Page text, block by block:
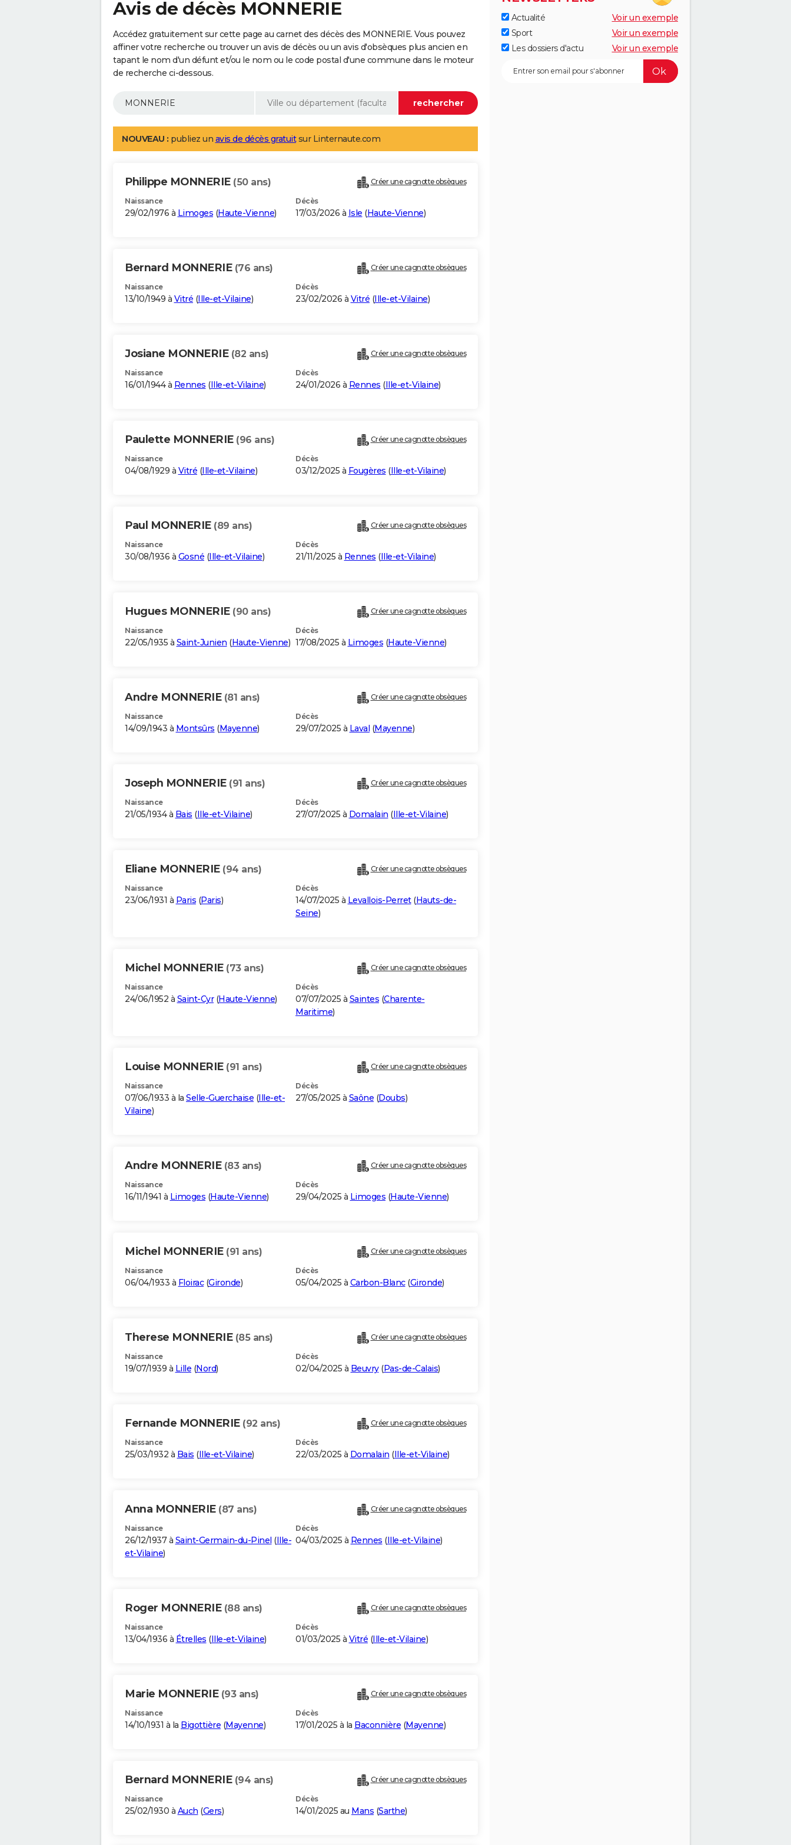
Avis de décès MONNERIE
Accédez gratuitement sur cette page au carnet des décès des MONNERIE. Vous pouvez
affiner votre recherche ou trouver un avis de décès ou un avis d'obsèques plus ancien en
tapant le nom d'un défunt et/ou le nom ou le code postal d'une commune dans le moteur
de recherche ci-dessous.
NOUVEAU : publiez un avis de décès gratuitsur Linternaute.com
Philippe MONNERIE (50 ans) Créer une cagnotte obsèques
Naissance
29/02/1976 à Limoges (Haute-Vienne)
Décès
17/03/2026 à Isle (Haute-Vienne)
Bernard MONNERIE (76 ans) Créer une cagnotte obsèques
Naissance
13/10/1949 à Vitré (Ille-et-Vilaine)
Décès
23/02/2026 à Vitré (Ille-et-Vilaine)
Josiane MONNERIE (82 ans) Créer une cagnotte obsèques
Naissance
16/01/1944 à Rennes (Ille-et-Vilaine)
Décès
24/01/2026 à Rennes (Ille-et-Vilaine)
Paulette MONNERIE (96 ans) Créer une cagnotte obsèques
Naissance
04/08/1929 à Vitré (Ille-et-Vilaine)
Décès
03/12/2025 à Fougères (Ille-et-Vilaine)
Paul MONNERIE (89 ans) Créer une cagnotte obsèques
Naissance
30/08/1936 à Gosné (Ille-et-Vilaine)
Décès
21/11/2025 à Rennes (Ille-et-Vilaine)
Hugues MONNERIE (90 ans) Créer une cagnotte obsèques
Naissance
22/05/1935 à Saint-Junien (Haute-Vienne)
Décès
17/08/2025 à Limoges (Haute-Vienne)
Andre MONNERIE (81 ans) Créer une cagnotte obsèques
Naissance
14/09/1943 à Montsûrs (Mayenne)
Décès
29/07/2025 à Laval (Mayenne)
Joseph MONNERIE (91 ans) Créer une cagnotte obsèques
Naissance
21/05/1934 à Bais (Ille-et-Vilaine)
Décès
27/07/2025 à Domalain (Ille-et-Vilaine)
Eliane MONNERIE (94 ans) Créer une cagnotte obsèques
Naissance
23/06/1931 à Paris (Paris)
Décès
14/07/2025 à Levallois-Perret(Hauts-de-
Seine)
Michel MONNERIE (73 ans) Créer une cagnotte obsèques
Naissance
24/06/1952 à Saint-Cyr(Haute-Vienne)
Décès
07/07/2025 à Saintes (Charente-
Maritime)
Louise MONNERIE (91 ans) Créer une cagnotte obsèques
Naissance
07/06/1933 à la Selle-Guerchaise (Ille-et-
Vilaine)
Décès
27/05/2025 à Saône (Doubs)
Andre MONNERIE (83 ans) Créer une cagnotte obsèques
Naissance
16/11/1941 à Limoges (Haute-Vienne)
Décès
29/04/2025 à Limoges (Haute-Vienne)
Michel MONNERIE (91 ans) Créer une cagnotte obsèques
Naissance
06/04/1933 à Floirac(Gironde)
Décès
05/04/2025 à Carbon-Blanc(Gironde)
Therese MONNERIE (85 ans) Créer une cagnotte obsèques
Naissance
19/07/1939 à Lille (Nord)
Décès
02/04/2025 à Beuvry(Pas-de-Calais)
Fernande MONNERIE (92 ans) Créer une cagnotte obsèques
Naissance
25/03/1932 à Bais (Ille-et-Vilaine)
Décès
22/03/2025 à Domalain (Ille-et-Vilaine)
Anna MONNERIE (87 ans) Créer une cagnotte obsèques
Naissance
26/12/1937 à Saint-Germain-du-Pinel (Ille-
et-Vilaine)
Décès
04/03/2025 à Rennes (Ille-et-Vilaine)
Roger MONNERIE (88 ans) Créer une cagnotte obsèques
Naissance
13/04/1936 à Étrelles (Ille-et-Vilaine)
Décès
01/03/2025 à Vitré (Ille-et-Vilaine)
Marie MONNERIE (93 ans) Créer une cagnotte obsèques
Naissance
14/10/1931 à la Bigottière (Mayenne)
Décès
17/01/2025 à la Baconnière (Mayenne)
Bernard MONNERIE (94 ans) Créer une cagnotte obsèques
Naissance
25/02/1930 à Auch (Gers)
Décès
14/01/2025 au Mans (Sarthe)
Actualité
Voir un exemple
Sport
Voir un exemple
Les dossiers d'actu
Voir un exemple